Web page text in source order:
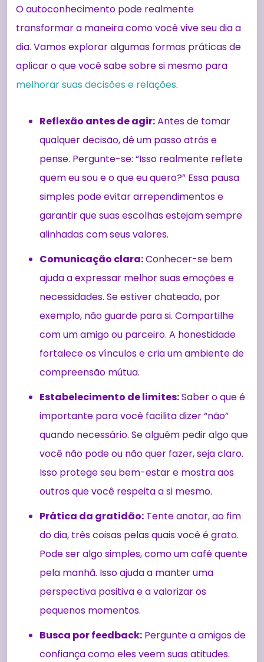
O autoconhecimento pode realmente
transformar a maneira como você vive seu dia a
dia. Vamos explorar algumas formas práticas de
aplicar o que você sabe sobre si mesmo para
melhorar suas decisões e relações.
Reflexão antes de agir:Antes de tomar
qualquer decisão, dê um passo atrás e
pense. Pergunte-se: “Isso realmente reflete
quem eu sou e o que eu quero?” Essa pausa
simples pode evitar arrependimentos e
garantir que suas escolhas estejam sempre
alinhadas com seus valores.
Comunicação clara:Conhecer-se bem
ajuda a expressar melhor suas emoções e
necessidades. Se estiver chateado, por
exemplo, não guarde para si. Compartilhe
com um amigo ou parceiro. A honestidade
fortalece os vínculos e cria um ambiente de
compreensão mútua.
Estabelecimento de limites:Saber o que é
importante para você facilita dizer “não”
quando necessário. Se alguém pedir algo que
você não pode ou não quer fazer, seja claro.
Isso protege seu bem-estar e mostra aos
outros que você respeita a si mesmo.
Prática da gratidão: Tente anotar, ao fim
do dia, três coisas pelas quais você é grato.
Pode ser algo simples, como um café quente
pela manhã. Isso ajuda a manter uma
perspectiva positiva e a valorizar os
pequenos momentos.
Busca por feedback: Pergunte a amigos de
confiança como eles veem suas atitudes.